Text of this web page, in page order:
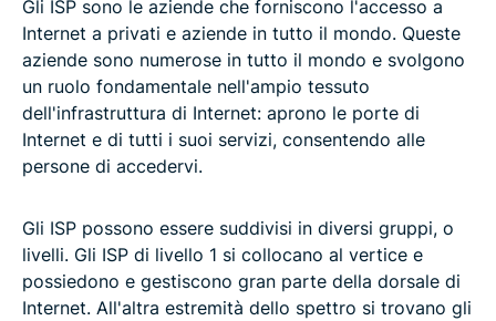
Gli ISP sono le aziende che forniscono l'accesso a
Internet a privati e aziende in tutto il mondo. Queste
aziende sono numerose in tutto il mondo e svolgono
un ruolo fondamentale nell'ampio tessuto
dell'infrastruttura di Internet: aprono le porte di
Internet e di tutti i suoi servizi, consentendo alle
persone di accedervi.
Gli ISP possono essere suddivisi in diversi gruppi, o
livelli. Gli ISP di livello 1 si collocano al vertice e
possiedono e gestiscono gran parte della dorsale di
Internet. All'altra estremità dello spettro si trovano gli